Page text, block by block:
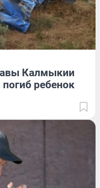
Калмыкии
ребенок